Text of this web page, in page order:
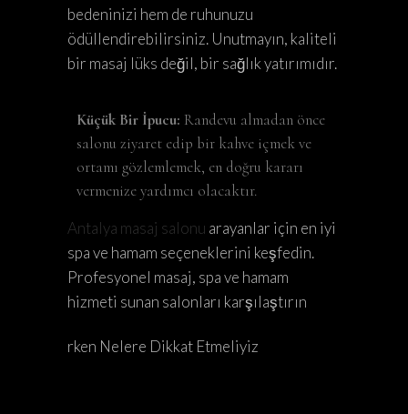
bedeninizi hem de ruhunuzu
ödüllendirebilirsiniz. Unutmayın, kaliteli
bir masaj lüks değil, bir sağlık yatırımıdır.
Küçük Bir İpucu: Randevu almadan önce
salonu ziyaret edip bir kahve içmek ve
ortamı gözlemlemek, en doğru kararı
vermenize yardımcı olacaktır.
Antalya masaj salonu arayanlar için en iyi
spa ve hamam seçeneklerini keşfedin.
Profesyonel masaj, spa ve hamam
hizmeti sunan salonları karşılaştırın
rken Nelere Dikkat Etmeliyiz